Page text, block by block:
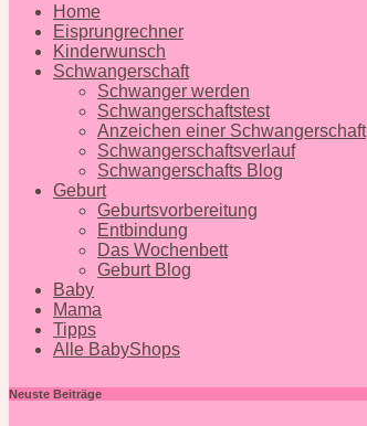
Home
Eisprungrechner
Kinderwunsch
Schwangerschaft
Schwanger werden
Schwangerschaftstest
Anzeichen einer Schwangerschaft
Schwangerschaftsverlauf
Schwangerschafts Blog
Geburt
Geburtsvorbereitung
Entbindung
Das Wochenbett
Geburt Blog
Baby
Mama
Tipps
Alle BabyShops
Neuste Beiträge